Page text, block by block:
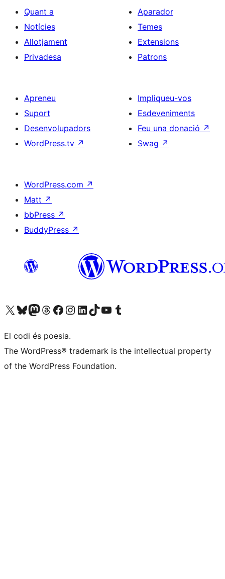
Quant a
Notícies
Allotjament
Privadesa
Aparador
Temes
Extensions
Patrons
Apreneu
Suport
Desenvolupadors
WordPress.tv ↗
Impliqueu-vos
Esdeveniments
Feu una donació ↗
Swag ↗
WordPress.com ↗
Matt ↗
bbPress ↗
BuddyPress ↗
Visiteu el nostre compte X (abans Twitter)
Visiteu el nostre compte de Bluesky
Visiteu el nostre compte al Mastodon
Visiteu el nostre compte de Threads
Visiteu la nostra pàgina al Facebook
Visiteu el nostre compte d'Instagram
Visiteu el nostre compte de LinkedIn
Visiteu el nostre compte de TikTok
Visiteu el nostre canal al YouTube
Visiteu el nostre compte de Tumblr
El codi és poesia.
The WordPress® trademark is the intellectual property
of the WordPress Foundation.